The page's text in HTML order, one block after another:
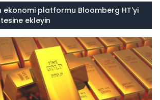
ekonomi platformu Bloomberg HT'yi
ekleyin